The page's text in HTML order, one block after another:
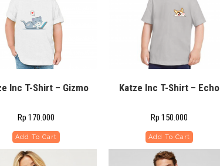
Inc T-Shirt – Gizmo
Rp 170.000
Add To Cart
Katze Inc T-Shirt – Echo
Rp 150.000
Add To Cart